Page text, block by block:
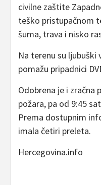
civilne zaštite
teško pristupačnom
šuma, trava i nisko
Na terenu su
pomažu pripadnici
Odobrena je i zračna
požara, pa od 9:45
Prema dostupnim
imala četiri preleta.
Hercegovina.info